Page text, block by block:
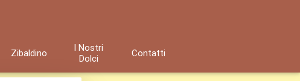
Zibaldino
I Nostri
Dolci
Contatti